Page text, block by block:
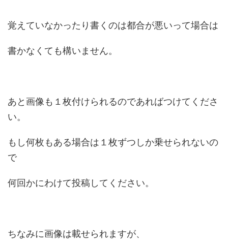
覚えていなかったり書くのは都合が悪いって場合は
書かなくても構いません。
あと画像も１枚付けられるのであればつけてくださ
い。
もし何枚もある場合は１枚ずつしか乗せられないの
で
何回かにわけて投稿してください。
ちなみに画像は載せられますが、